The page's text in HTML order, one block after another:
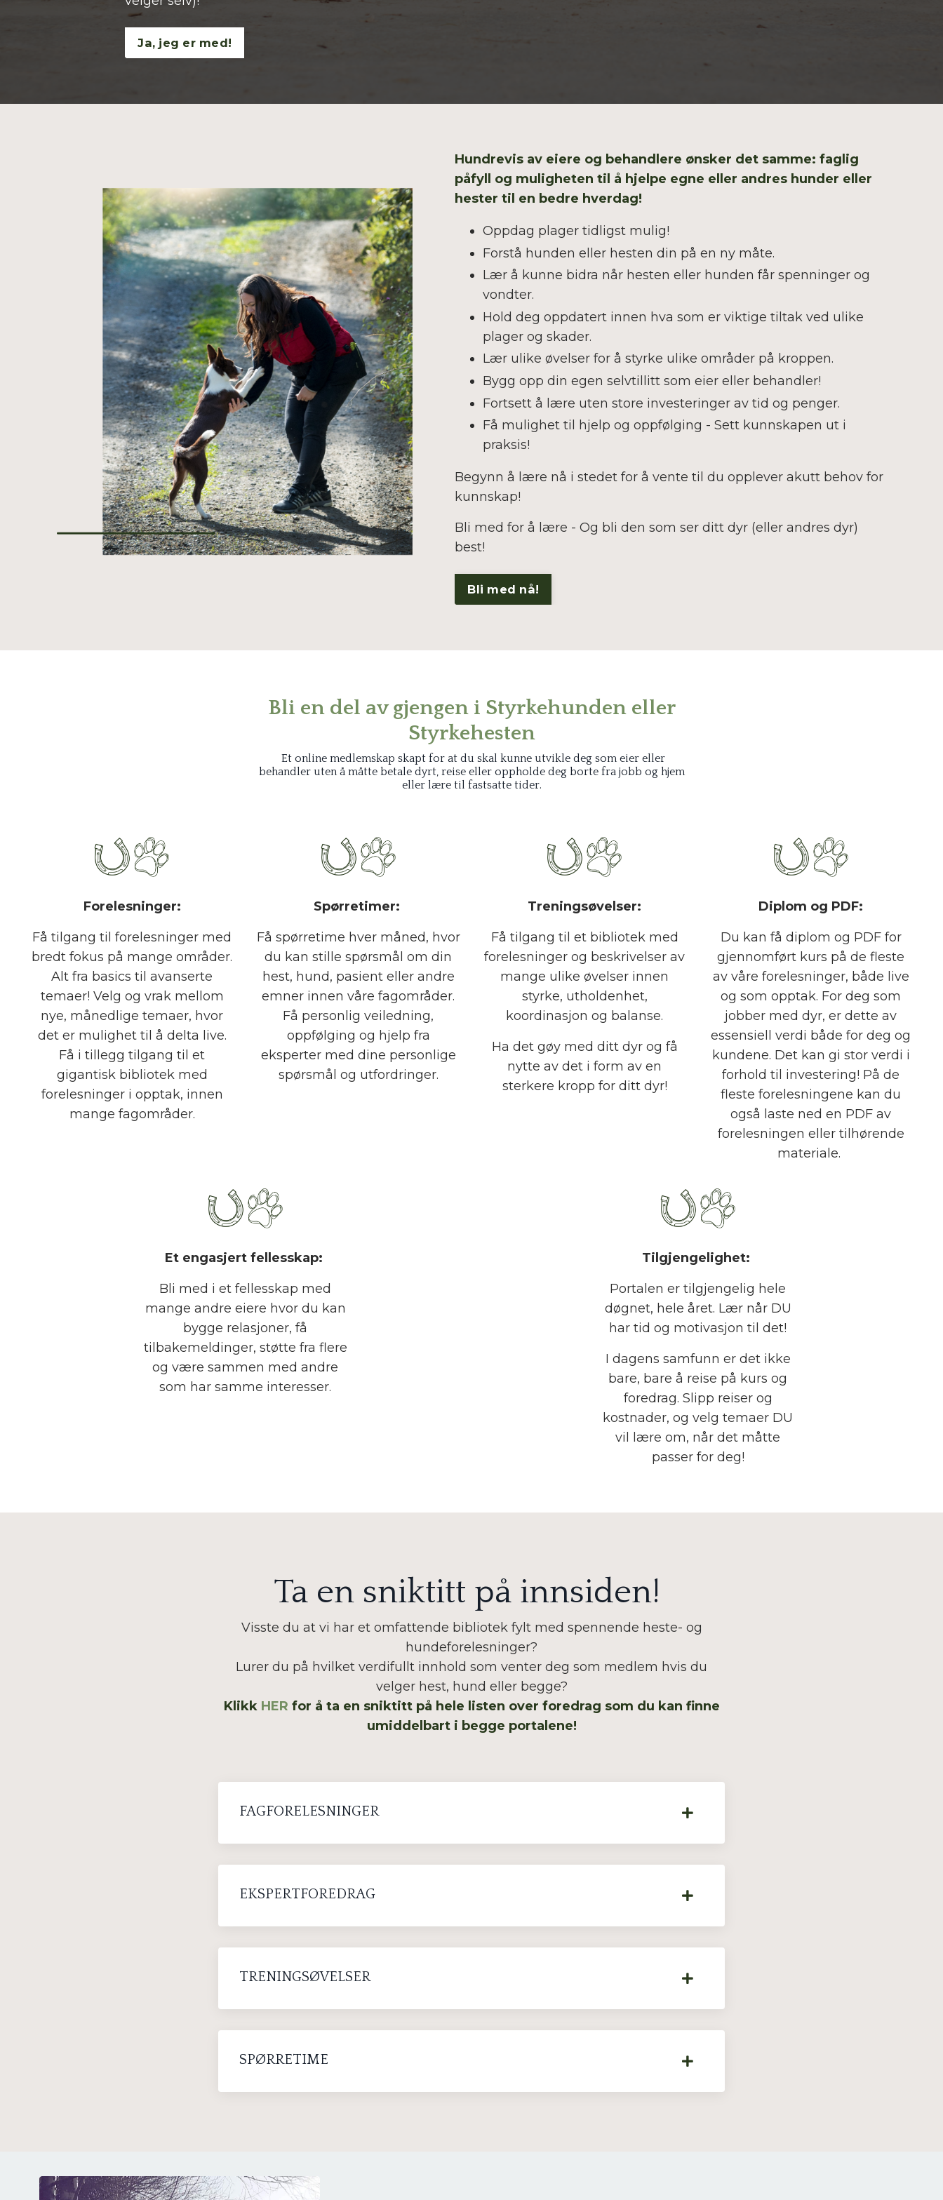
Ja, jeg er med!
Hundrevis av eiere og behandlere ønsker det samme: faglig
påfyll og muligheten til å hjelpe egne eller andres hunder eller
hester til en bedre hverdag!
Oppdag plager tidligst mulig!
Forstå hunden eller hesten din på en ny måte.
Lær å kunne bidra når hesten eller hunden får spenninger og
vondter.
Hold deg oppdatert innen hva som er viktige tiltak ved ulike
plager og skader.
Lær ulike øvelser for å styrke ulike områder på kroppen.
Bygg opp din egen selvtillitt som eier eller behandler!
Fortsett å lære uten store investeringer av tid og penger.
Få mulighet til hjelp og oppfølging - Sett kunnskapen ut i
praksis!
Begynn å lære nå i stedet for å vente til du opplever akutt behov for
kunnskap!
Bli med for å lære - Og bli den som ser ditt dyr (eller andres dyr)
best!
Bli med nå!
Bli en del av gjengen i Styrkehunden eller
Styrkehesten
Et online medlemskap skapt for at du skal kunne utvikle deg som eier eller
behandler uten å måtte betale dyrt, reise eller oppholde deg borte fra jobb og hjem
eller lære til fastsatte tider.
Forelesninger:
Få tilgang til forelesninger med
bredt fokus på mange områder.
Alt fra basics til avanserte
temaer! Velg og vrak mellom
nye, månedlige temaer, hvor
det er mulighet til å delta live.
Få i tillegg tilgang til et
gigantisk bibliotek med
forelesninger i opptak, innen
mange fagområder.
Spørretimer:
Få spørretime hver måned, hvor
du kan stille spørsmål om din
hest, hund, pasient eller andre
emner innen våre fagområder.
Få personlig veiledning,
oppfølging og hjelp fra
eksperter med dine personlige
spørsmål og utfordringer.
Treningsøvelser:
Få tilgang til et bibliotek med
forelesninger og beskrivelser av
mange ulike øvelser innen
styrke, utholdenhet,
koordinasjon og balanse.
Ha det gøy med ditt dyr og få
nytte av det i form av en
sterkere kropp for ditt dyr!
Diplom og PDF:
Du kan få diplom og PDF for
gjennomført kurs på de fleste
av våre forelesninger, både live
og som opptak. For deg som
jobber med dyr, er dette av
essensiell verdi både for deg og
kundene. Det kan gi stor verdi i
forhold til investering! På de
fleste forelesningene kan du
også laste ned en PDF av
forelesningen eller tilhørende
materiale.
Et engasjert fellesskap:
Bli med i et fellesskap med
mange andre eiere hvor du kan
bygge relasjoner, få
tilbakemeldinger, støtte fra flere
og være sammen med andre
som har samme interesser.
Tilgjengelighet:
Portalen er tilgjengelig hele
døgnet, hele året. Lær når DU
har tid og motivasjon til det!
I dagens samfunn er det ikke
bare, bare å reise på kurs og
foredrag. Slipp reiser og
kostnader, og velg temaer DU
vil lære om, når det måtte
passer for deg!
Ta en sniktitt på innsiden!
Visste du at vi har et omfattende bibliotek fylt med spennende heste- og
hundeforelesninger?
Lurer du på hvilket verdifullt innhold som venter deg som medlem hvis du
velger hest, hund eller begge?
Klikk HER for å ta en sniktitt på hele listen over foredrag som du kan finne
umiddelbart i begge portalene!
FAGFORELESNINGER
EKSPERTFOREDRAG
TRENINGSØVELSER
SPØRRETIME